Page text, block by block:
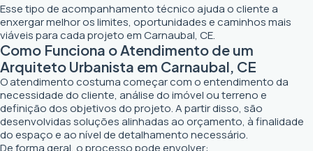
Esse tipo de acompanhamento técnico ajuda o cliente a
enxergar melhor os limites, oportunidades e caminhos mais
viáveis para cada projeto em Carnaubal, CE.
Como Funciona o Atendimento de um
Arquiteto Urbanista em Carnaubal, CE
O atendimento costuma começar com o entendimento da
necessidade do cliente, análise do imóvel ou terreno e
definição dos objetivos do projeto. A partir disso, são
desenvolvidas soluções alinhadas ao orçamento, à finalidade
do espaço e ao nível de detalhamento necessário.
De forma geral, o processo pode envolver: